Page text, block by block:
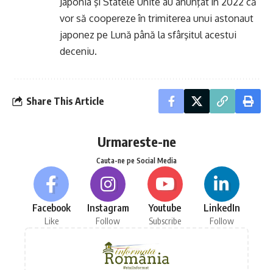
vor să coopereze în trimiterea unui astonaut
japonez pe Lună până la sfârşitul acestui
deceniu.
Share This Article
Urmareste-ne
Cauta-ne pe Social Media
Facebook
Like
Instagram
Follow
Youtube
Subscribe
LinkedIn
Follow